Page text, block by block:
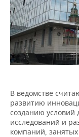
ФИГУРНОЕ
ВОДНЫЕ ВИДЫ
МЕДИЦИНА
ОБРАЗОВАНИЕ
В ведомстве
развитию
созданию условий
исследований и
компаний,